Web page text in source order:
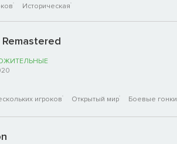
Историческая
игроков Открытый мир Боевые гонки